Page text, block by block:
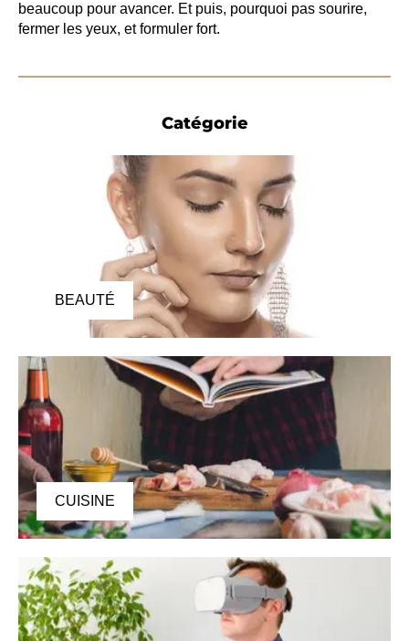
beaucoup pour avancer. Et puis, pourquoi pas sourire,
fermer les yeux, et formuler fort.
Catégorie
BEAUTÉ
CUISINE